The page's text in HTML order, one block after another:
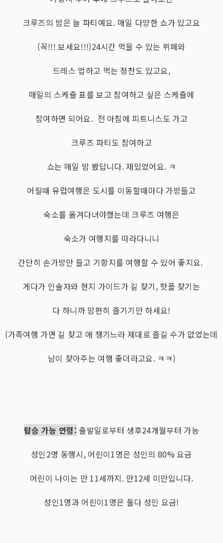
크루즈의 밤은 늘 파티예요. 매일 다양한 쇼가 있고요
(꼭!!! 보세요!!!)24시간 먹을 수 있는 뷔페와
드레스 업하고 먹는 정찬도 있고요,
매일의 스케쥴 표를 보고 참여하고 싶은 스케쥴에
참여하면 되어요. 전 아침에 피트니스도 가고
크루즈 파티도 참여하고
쇼는 매일 밤 봤답니다. 재밌었어요. ㅋ
어릴때 유럽여행은 도시를 이동할때마다 가방들고
숙소를 옮겨다녀야했는데 크루즈 여행은
숙소가 여행지를 따라다니니
간단히 손가방만 들고 기항지를 여행할 수 있어 좋지요.
게다가 인솔자와 현지 가이드가 길 찾기, 핫플 찾기는
다 하니까 맘편히 즐기기만 하세요!
(가족여행 가면 길 찾고 애 챙기느라 제대로 즐길 수가 없었는데
남이 찾아주는 여행 좋더라고요. ㅋㅋ)
탑승 가능 연령: 출발일로부터 생후24개월부터 가능
성인2명 동행시, 어린이1명은 성인의 80% 요금
어린이 나이는 만 11세까지. 만12세 미만입니다.
성인1명과 어린이1명은 둘다 성인 요금!